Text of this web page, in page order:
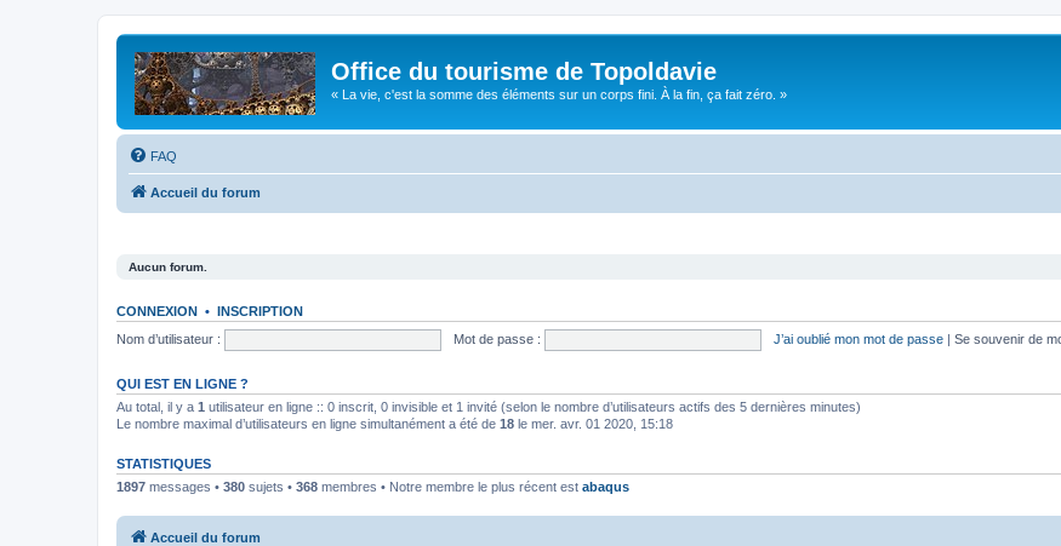
Office du tourisme de Topoldavie
« La vie, c'est la somme des éléments sur un corps fini. À la fin, ça fait zéro. »
FAQ
Accueil du forum
Aucun forum.
CONNEXION • INSCRIPTION
Nom d’utilisateur :
Mot de passe : J’ai oublié mon mot de passe | Se souvenir de
QUI EST EN LIGNE ?
Au total, il y a 1 utilisateur en ligne :: 0 inscrit, 0 invisible et 1 invité (selon le nombre d’utilisateurs actifs des 5 dernières minutes)
Le nombre maximal d’utilisateurs en ligne simultanément a été de 18 le mer. avr. 01 2020, 15:18
STATISTIQUES
1897 messages • 380 sujets • 368 membres • Notre membre le plus récent est abaqus
Accueil du forum